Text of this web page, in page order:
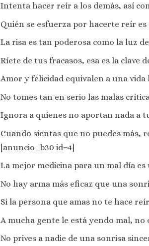
Intenta hacer reír a los demás, así
Quién se esfuerza por hacerte reír
La risa es tan poderosa como la luz
Ríete de tus fracasos, esa es la clave
Amor y felicidad equivalen a una vida
No tomes tan en serio las malas
Ignora a quienes no aportan nada a
Cuando sientas que no puedes más,
[anuncio_b30 id=4]
La mejor medicina para un mal día es
No hay arma más eficaz que una
Si la persona que amas no te hace
A mucha gente le está yendo mal,
No prives a nadie de una sonrisa